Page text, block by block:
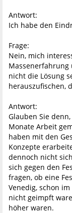
Antwort:
Ich habe den
Frage:
Nein, mich
Massenerfahrung
nicht die Lösung
herauszufischen,
Antwort:
Glauben Sie
Monate Arbeit
haben mit den
Konzepte
dennoch nicht
sich gegen den
fragen, ob eine
Venedig, schon
nicht geimpft
höher waren.